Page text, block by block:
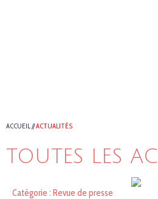
ACCUEIL//ACTUALITÉS
TOUTES LES
Catégorie : Revue de presse